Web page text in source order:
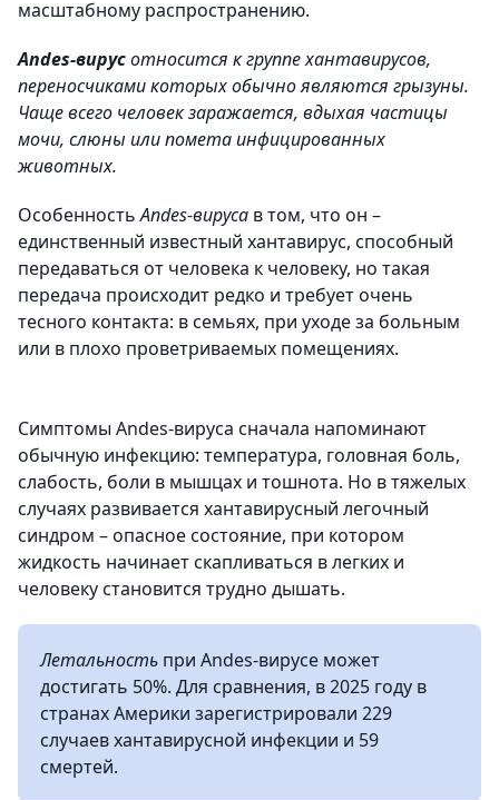
масштабному распространению.
Andes-вирусотносится к группе хантавирусов,
переносчиками которых обычно являются грызуны.
Чаще всего человек заражается, вдыхая частицы
мочи, слюны или помета инфицированных
животных.
ОсобенностьAndes-вируса в том, что он –
единственный известный хантавирус, способный
передаваться от человека к человеку, но такая
передача происходит редко и требует очень
тесного контакта: в семьях, при уходе за больным
или в плохо проветриваемых помещениях.
Симптомы Andes-вируса сначала напоминают
обычную инфекцию: температура, головная боль,
слабость, боли в мышцах и тошнота. Но в тяжелых
случаях развивается хантавирусный легочный
синдром – опасное состояние, при котором
жидкость начинает скапливаться в легких и
человеку становится трудно дышать.
Летальность при Andes-вирусе может
достигать 50%. Для сравнения, в 2025 году в
странах Америки зарегистрировали 229
случаев хантавирусной инфекции и 59
смертей.